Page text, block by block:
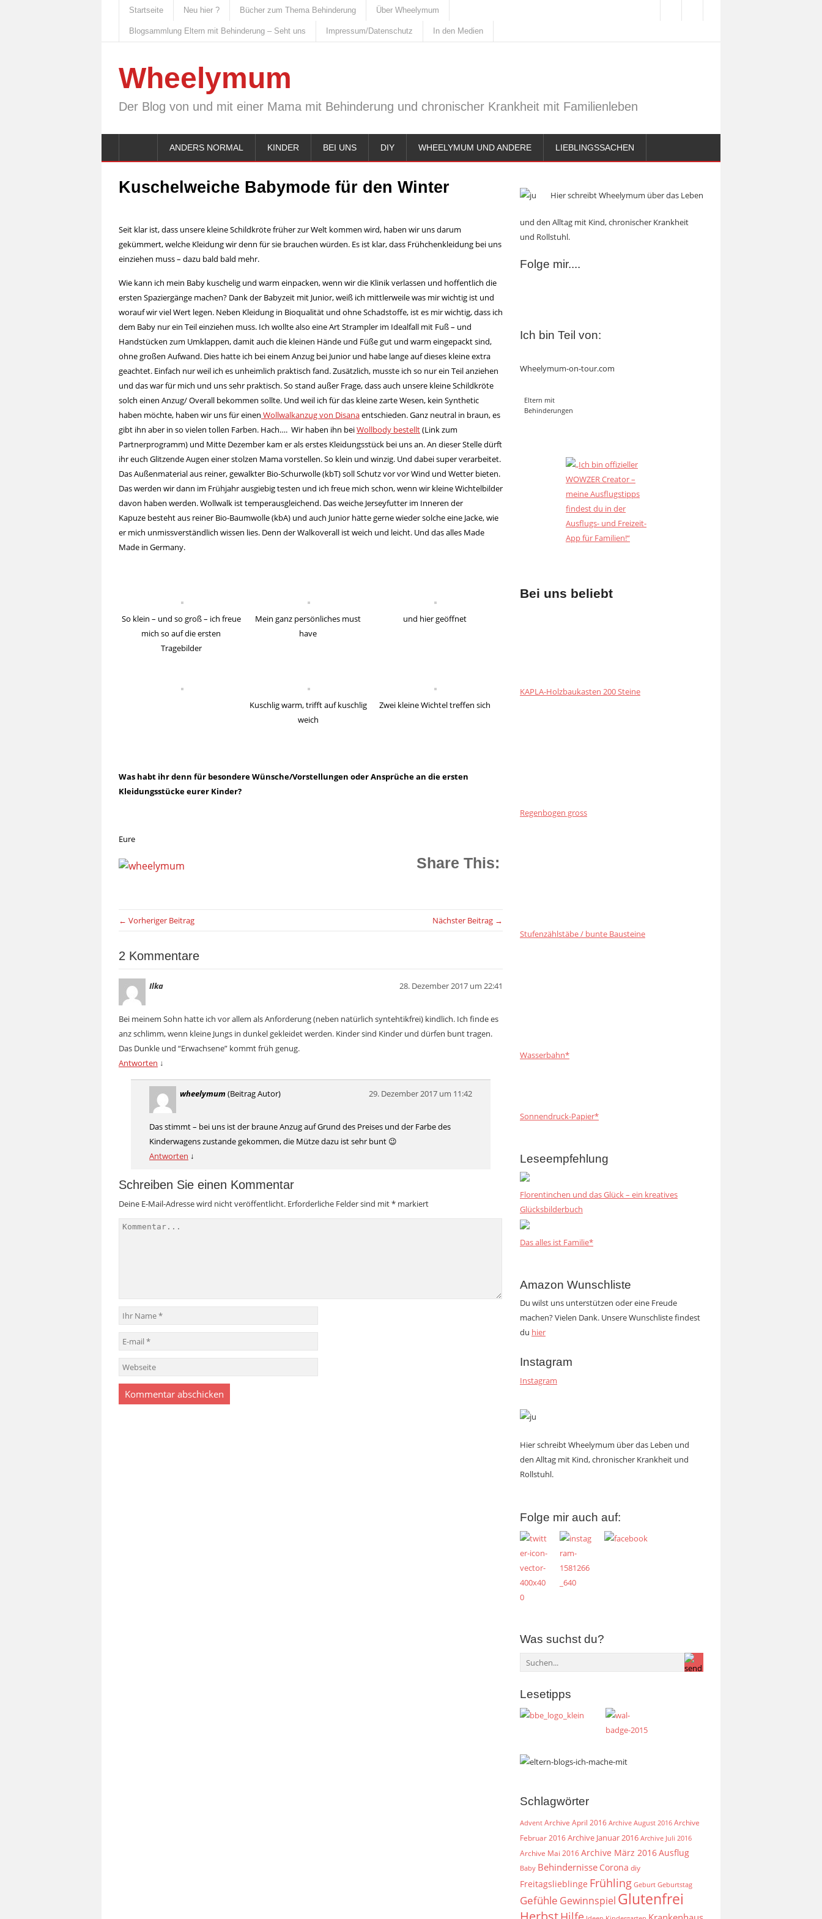
Startseite Neu hier ? Bücher zum Thema Behinderung Über Wheelymum
Blogsammlung Eltern mit Behinderung – Seht uns Impressum/Datenschutz In den Medien
Wheelymum
Der Blog von und mit einer Mama mit Behinderung und chronischer Krankheit mit Familienleben
ANDERS NORMAL KINDER BEI UNS DIY WHEELYMUM UND ANDERE LIEBLINGSSACHEN
Kuschelweiche Babymode für den Winter
Seit klar ist, dass unsere kleine Schildkröte früher zur Welt kommen wird, haben wir uns darum
gekümmert, welche Kleidung wir denn für sie brauchen würden. Es ist klar, dass Frühchenkleidung bei uns
einziehen muss – dazu bald bald mehr.
Wie kann ich mein Baby kuschelig und warm einpacken, wenn wir die Klinik verlassen und hoffentlich die
ersten Spaziergänge machen? Dank der Babyzeit mit Junior, weiß ich mittlerweile was mir wichtig ist und
worauf wir viel Wert legen. Neben Kleidung in Bioqualität und ohne Schadstoffe, ist es mir wichtig, dass ich
dem Baby nur ein Teil einziehen muss. Ich wollte also eine Art Strampler im Idealfall mit Fuß – und
Handstücken zum Umklappen, damit auch die kleinen Hände und Füße gut und warm eingepackt sind,
ohne großen Aufwand. Dies hatte ich bei einem Anzug bei Junior und habe lange auf dieses kleine extra
geachtet. Einfach nur weil ich es unheimlich praktisch fand. Zusätzlich, musste ich so nur ein Teil anziehen
und das war für mich und uns sehr praktisch. So stand außer Frage, dass auch unsere kleine Schildkröte
solch einen Anzug/ Overall bekommen sollte. Und weil ich für das kleine zarte Wesen, kein Synthetic
haben möchte, haben wir uns für einen Wollwalkanzug von Disanaentschieden. Ganz neutral in braun, es
gibt ihn aber in so vielen tollen Farben. Hach…. Wir haben ihn beiWollbody bestellt(Link zum
Partnerprogramm) und Mitte Dezember kam er als erstes Kleidungsstück bei uns an. An dieser Stelle dürft
ihr euch Glitzende Augen einer stolzen Mama vorstellen. So klein und winzig. Und dabei super verarbeitet.
Das Außenmaterial aus reiner, gewalkter Bio-Schurwolle (kbT) soll Schutz vor vor Wind und Wetter bieten.
Das werden wir dann im Frühjahr ausgiebig testen und ich freue mich schon, wenn wir kleine Wichtelbilder
davon haben werden. Wollwalk ist temperausgleichend. Das weiche Jerseyfutter im Inneren der
Kapuze besteht aus reiner Bio-Baumwolle (kbA) und auch Junior hätte gerne wieder solche eine Jacke, wie
er mich unmissverständlich wissen lies. Denn der Walkoverall ist weich und leicht. Und das alles Made
Made in Germany.
So klein – und so groß – ich freue
mich so auf die ersten
Tragebilder
Mein ganz persönliches must
have
und hier geöffnet
Kuschlig warm, trifft auf kuschlig
weich
Zwei kleine Wichtel treffen sich
Was habt ihr denn für besondere Wünsche/Vorstellungen oder Ansprüche an die ersten
Kleidungsstücke eurer Kinder?
Eure
Share This:
← Vorheriger Beitrag Nächster Beitrag →
2 Kommentare
Ilka 28. Dezember 2017 um 22:41
Bei meinem Sohn hatte ich vor allem als Anforderung (neben natürlich syntehtikfrei) kindlich. Ich finde es
anz schlimm, wenn kleine Jungs in dunkel gekleidet werden. Kinder sind Kinder und dürfen bunt tragen.
Das Dunkle und “Erwachsene” kommt früh genug.
Antworten ↓
wheelymum (Beitrag Autor) 29. Dezember 2017 um 11:42
Das stimmt – bei uns ist der braune Anzug auf Grund des Preises und der Farbe des
Kinderwagens zustande gekommen, die Mütze dazu ist sehr bunt 😉
Antworten ↓
Schreiben Sie einen Kommentar
Deine E-Mail-Adresse wird nicht veröffentlicht. Erforderliche Felder sind mit* markiert
Hier schreibt Wheelymum über das Leben
und den Alltag mit Kind, chronischer Krankheit
und Rollstuhl.
Folge mir....
Ich bin Teil von:
Wheelymum-on-tour.com
Eltern mit
Behinderungen
Bei uns beliebt
KAPLA-Holzbaukasten 200 Steine
Regenbogen gross
Stufenzählstäbe / bunte Bausteine
Wasserbahn*
Sonnendruck-Papier*
Leseempfehlung
Florentinchen und das Glück – ein kreatives
Glücksbilderbuch
Das alles ist Familie*
Amazon Wunschliste
Du wilst uns unterstützen oder eine Freude
machen? Vielen Dank. Unsere Wunschliste findest
du hier
Instagram
Instagram
Hier schreibt Wheelymum über das Leben und
den Alltag mit Kind, chronischer Krankheit und
Rollstuhl.
Folge mir auch auf:
Was suchst du?
Lesetipps
Schlagwörter
Advent Archive April 2016 Archive August 2016 Archive
Februar 2016Archive Januar 2016 Archive Juli 2016
Archive Mai 2016Archive März 2016Ausflug
Baby Behindernisse Corona diy
Freitagslieblinge Frühling Geburt Geburtstag
Gefühle Gewinnspiel Glutenfrei